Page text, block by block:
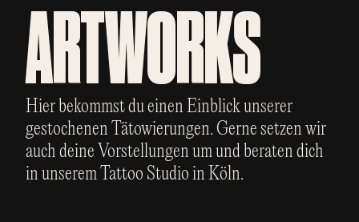
ARTWORKS
Hier bekommst du einen Einblick unserer
gestochenen Tätowierungen. Gerne setzen wir
auch deine Vorstellungen um und beraten dich
in unserem Tattoo Studio in Köln.